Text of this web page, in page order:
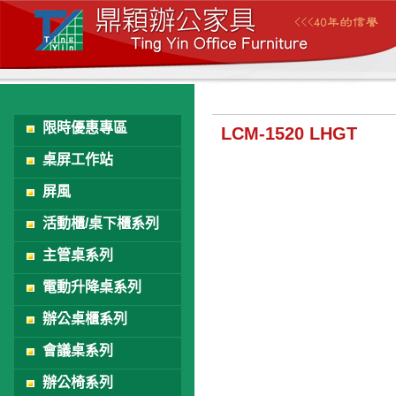
限時優惠專區
桌屏工作站
屏風
活動櫃/桌下櫃系列
主管桌系列
電動升降桌系列
辦公桌櫃系列
會議桌系列
辦公椅系列
LCM-1520 LHGT